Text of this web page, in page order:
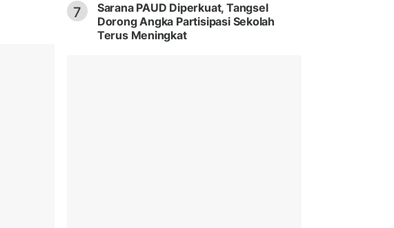
7
Sarana PAUD Diperkuat, Tangsel
Dorong Angka Partisipasi Sekolah
Terus Meningkat